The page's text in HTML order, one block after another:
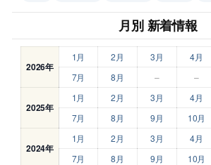
月別 新着情報
2026年
1月 2月 3月 4月
7月
8月 – –
2025年
1月 2月 3月 4月
7月
8月 9月 10月
2024年
1月 2月 3月 4月
7月
8月 9月 10月